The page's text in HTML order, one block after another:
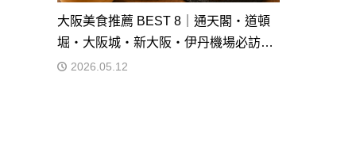
大阪美食推薦 BEST 8｜通天閣・道頓
堀・大阪城・新大阪・伊丹機場必訪…
2026.05.12